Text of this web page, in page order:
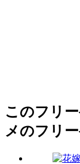
このフリ
メのフリ